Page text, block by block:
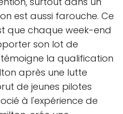
est aussi farouche. Ce
que chaque week-end
son lot de
la qualification
après une lutte
de jeunes pilotes
à l'expérience de